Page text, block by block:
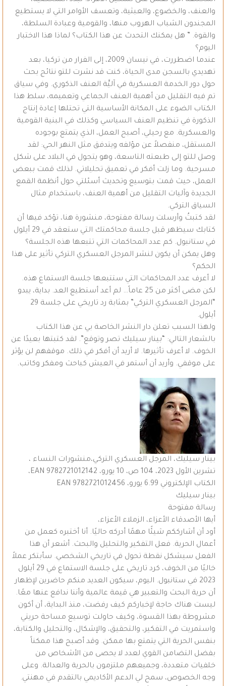
والعنف، والخضوع، والعبثية، وتعسف الأوامر التي لا يستطيع
المجندون الشباب الهروب منها، والقومية وعبادة السلطة،
والقوة. ” هل يمكنك التحدث عن هذا الكتاب؟ لماذا هذا الاختبار
اليوم؟
عندما اضطررت، في نيسان 2009، إلى الفرار من تركيا، بعد
تهديدي بالسجن مدى الحياة، كنت قد نشرت للتو نتائج بحث
حول دور الخدمة العسكرية في آليَّة العنف الذكوري. وفي سياق
تم فيه التقليل من أهمية العنف الجماعي وتعميمه، سلط هذا
الكتاب الضوء على المكانة الأساسية التي تحتلها إعادة إنتاج
الذكورة في تنظيم العنف السياسي وكذلك في البنية القومية
والعسكرية. مع رحيلي، أصبح العمل، الذي يتمتع بوجوده
المستقل، منفصلاً عن مؤلفه ويتدفق مثل النهر الحي: لقد
وصل للتو إلى طبعته التاسعة، وهو يتجول في البلاد على شكل
مسرحية. وما زلت أفكر في تعميق تحليلاتي. لذلك قمت ببعض
العمل، حيث قمت بتوسيع وتحديث أسئلتي حول أنظمة القمع
الجديدة وآليات التقليل من أهمية العنف، باستخدام مثال
السياق التركي.
لقد كتبتُ وأرسلت رسالة مفتوحة، منشورة هنا، تؤكد فيها أن
كتابك سيظهر قبل جلسة محاكمتك التي ستعقد في 29 أيلول
في ستانبول. كم عدد المحاكمات التي تتبعها هذه الجلسة؟
وهل يمكن أن يكون لنشر المرجل العسكري التركي تأثير على هذا
الحكم؟
لا أعرف عدد المحاكمات التي ستتبعها جلسة الاستماع هذه.
لكن مضى أكثر من 25 عاماً… لم أعد أستطيع العد. بداية، يبدو
“المرجل العسكري التركي” بمثابة رد تاريخي على جلسة 29
أيلول.
ولهذا السبب تعلن دار النشر الخاصة بي عن هذا الكتاب
بالشعار التالي: “بينار سيليك تصر وتوقع”. لقد كتبتها بعيدًا عن
الخوف. لا أعرف تأثيرها. لا أريد أن أفكر في ذلك. موقفهم لن يؤثر
على موقفي. وأريد أن أستمر في العيش كباحث ومفكر وكاتب.
بينار سيليك، المرجل العسكري التركي،منشورات النساء ،
تشرين الأول 2023، 104 ص، 10 يورو، EAN 9782721012142،
الكتاب الإلكتروني 6.99 يورو، EAN 9782721012456
بينار سيليك
رسالة مفتوحة
أيها الأصدقاء الأعزاء، الزملاء الأعزاء،
أود أن أشارككم شيئًا مهمًا أدركه حاليًا. أنا أختبره كعمل من
أعمال الحرية. فعل التفكير والتحليل والبحث. أشعر أن هذا
الفعل سيشكل نقطة تحول في تاريخي الشخصي. سأبتكر عملاً
خاليًا من الخوف، كرد تاريخي على جلسة الاستماع في 29 أيلول
2023 في ستانبول. اليوم، سيكون العديد منكم حاضرين لإظهار
أن حرية البحث والتعبير هي قيمة عالمية وأننا ندافع عنها معًا.
ليست هناك حاجة لإخباركم كيف رفضت، منذ البداية، أن أكون
مشروطة بهذا القسوة، وكيف حاولت توسيع مساحة حريتي
واستمريت في التفكير، والتحقيق، والإشكال، والتحليل والكتابة،
بنفس الحرية التي يتمتع بها ممكن. وقد أصبح هذا ممكناً
بفضل التضامن القوي لعدد لا يحصى من الأشخاص من
خلفيات متعددة، وجميعهم ملتزمون بالحرية والعدالة. وعلى
وجه الخصوص، سمح لي الدعم الأكاديمي بالتقدم في مهنتي.